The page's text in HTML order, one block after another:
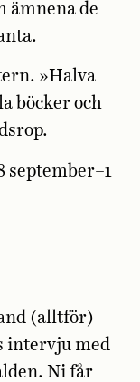
ämnena de
»Halva
böcker och
september–1
(alltför)
intervju med
Ni får